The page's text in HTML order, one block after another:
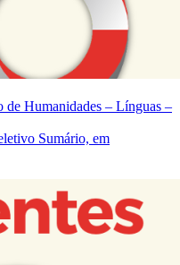
Humanidades – Línguas –
Sumário, em